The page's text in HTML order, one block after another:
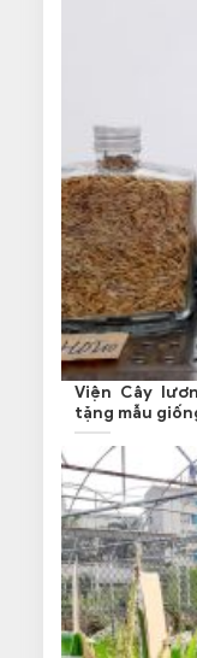
Viện Cây
tặng mẫu